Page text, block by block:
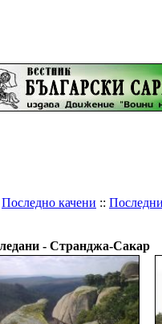
Последно качени ::
- Странджа-Сакар